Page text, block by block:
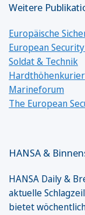
Weitere
Europäische
European
Soldat & Technik
Hardthöhenkurier
Marineforum
The European
HANSA &
HANSA Daily &
aktuelle
bietet